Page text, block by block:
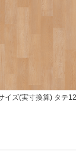
イズ(実寸換算) タテ